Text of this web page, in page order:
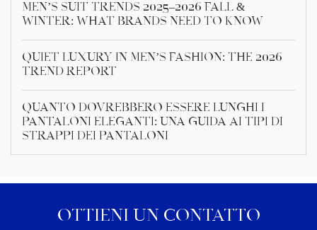
Men’s Suit Trends 2025–2026 Fall &
Winter: What Brands Need to Know
Quiet Luxury in Men’s Fashion: The 2026
Trend Report
Quanto dovrebbero essere lunghi i
pantaloni eleganti: una guida ai tipi di
strappi dei pantaloni
OTTIENI UN CONTATTO